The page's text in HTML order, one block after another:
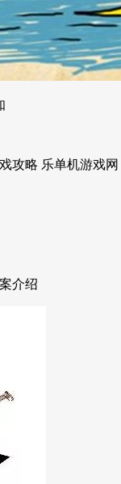
攻略 乐单机游戏网
介绍